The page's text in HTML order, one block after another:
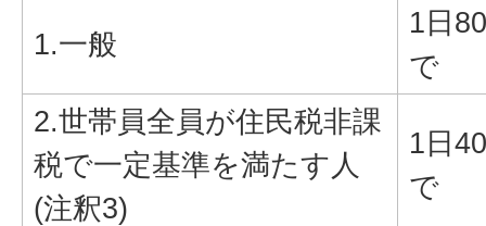
1.一般
1日
で
2.世帯員全員が住民税非課
税で一定基準を満たす人
(注釈3)
1日
で